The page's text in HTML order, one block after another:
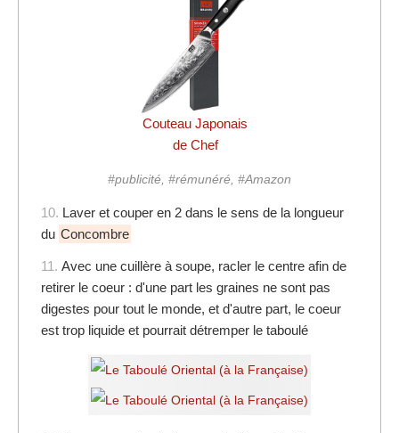
Couteau Japonais
de Chef
#publicité, #rémunéré, #Amazon
10. Laver et couper en 2 dans le sens de la longueur
du Concombre
11. Avec une cuillère à soupe, racler le centre afin de
retirer le coeur : d'une part les graines ne sont pas
digestes pour tout le monde, et d'autre part, le coeur
est trop liquide et pourrait détremper le taboulé